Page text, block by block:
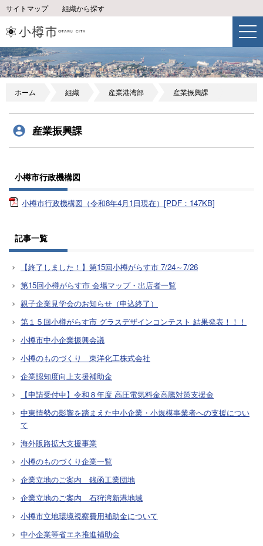
サイトマップ 組織から探す
ホーム 組織 産業港湾部 産業振興課
産業振興課
小樽市行政機構図
小樽市行政機構図（令和8年4月1日現在）[PDF：147KB]
記事一覧
【終了しました！】第15回小樽がらす市 7/24～7/26
第15回小樽がらす市 会場マップ・出店者一覧
親子企業見学会のお知らせ（申込終了）
第１５回小樽がらす市 グラスデザインコンテスト 結果発表！！！
小樽市中小企業振興会議
小樽のものづくり 東洋化工株式会社
企業認知度向上支援補助金
【申請受付中】令和８年度 高圧電気料金高騰対策支援金
中東情勢の影響を踏まえた中小企業・小規模事業者への支援につい
て
海外販路拡大支援事業
小樽のものづくり企業一覧
企業立地のご案内 銭函工業団地
企業立地のご案内 石狩湾新港地域
小樽市立地環境視察費用補助金について
中小企業等省エネ推進補助金